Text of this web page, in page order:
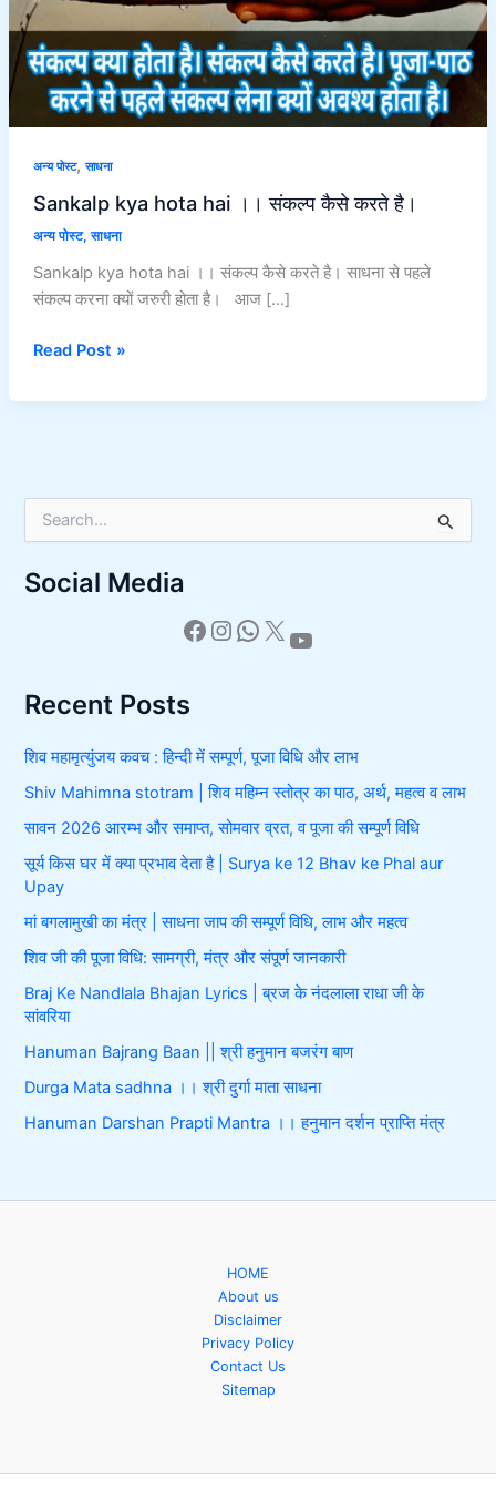
अन्य पोस्ट,साधना
Sankalp kya hota hai ।। संकल्प कैसे करते है।
अन्य पोस्ट,साधना
Sankalp kya hota hai ।। संकल्प कैसे करते है। साधना से पहले
संकल्प करना क्यों जरुरी होता है। आज […]
करते
है।
Read Post »
e
r
r
:
Social Media
Recent Posts
शिव महामृत्युंजय कवच : हिन्दी में सम्पूर्ण, पूजा विधि और लाभ
Shiv Mahimna stotram | शिव महिम्न स्तोत्र का पाठ, अर्थ, महत्व व लाभ
सावन 2026 आरम्भ और समाप्त, सोमवार व्रत, व पूजा की सम्पूर्ण विधि
सूर्य किस घर में क्या प्रभाव देता है | Surya ke 12 Bhav ke Phal aur
Upay
मां बगलामुखी का मंत्र | साधना जाप की सम्पूर्ण विधि, लाभ और महत्व
शिव जी की पूजा विधि: सामग्री, मंत्र और संपूर्ण जानकारी
Braj Ke Nandlala Bhajan Lyrics | ब्रज के नंदलाला राधा जी के
सांवरिया
Hanuman Bajrang Baan || श्री हनुमान बजरंग बाण
Durga Mata sadhna ।। श्री दुर्गा माता साधना
Hanuman Darshan Prapti Mantra ।। हनुमान दर्शन प्राप्ति मंत्र
HOME
About us
Disclaimer
Privacy Policy
Contact Us
Sitemap